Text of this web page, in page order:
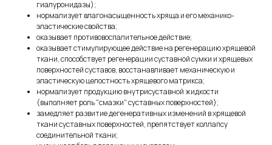
гиалуронидазы);
нормализует влагонасыщенность хряща и его механико-
эластические свойства;
оказывает противовоспалительное действие;
оказывает стимулирующее действие на регенерацию хрящевой
ткани, способствует регенерации суставной сумки и хрящевых
поверхностей суставов, восстанавливает механическую и
эластическую целостность хрящевого матрикса;
нормализует продукцию внутрисуставной жидкости
(выполняет роль "смазки" суставных поверхностей);
замедляет развитие дегенеративных изменений в хрящевой
ткани суставных поверхностей, препятствует коллапсу
соединительной ткани;